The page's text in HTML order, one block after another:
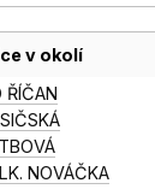
v okolí
ŘÍČAN
NOVÁČKA